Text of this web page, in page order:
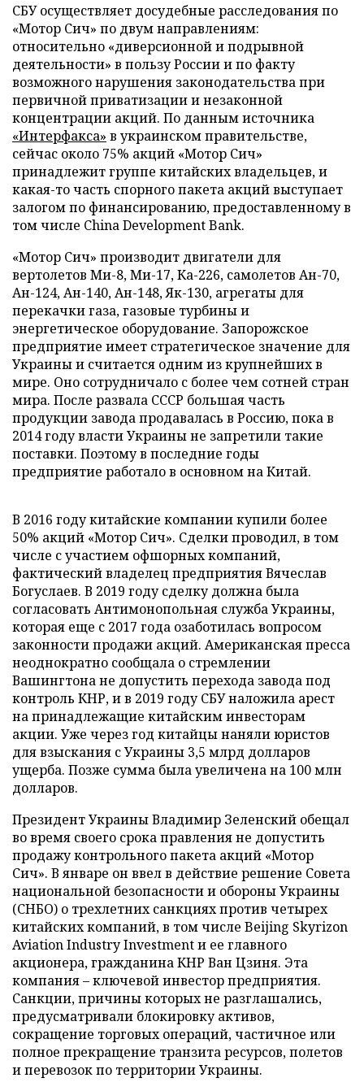
СБУ осуществляет досудебные расследования по
«Мотор Сич» по двум направлениям:
относительно «диверсионной и подрывной
деятельности» в пользу России и по факту
возможного нарушения законодательства при
первичной приватизации и незаконной
концентрации акций. По данным источника
«Интерфакса» в украинском правительстве,
сейчас около 75% акций «Мотор Сич»
принадлежит группе китайских владельцев, и
какая-то часть спорного пакета акций выступает
залогом по финансированию, предоставленному в
том числе China Development Bank.
«Мотор Сич» производит двигатели для
вертолетов Ми-8, Ми-17, Ка-226, самолетов Ан-70,
Ан-124, Ан-140, Ан-148, Як-130, агрегаты для
перекачки газа, газовые турбины и
энергетическое оборудование. Запорожское
предприятие имеет стратегическое значение для
Украины и считается одним из крупнейших в
мире. Оно сотрудничало с более чем сотней стран
мира. После развала СССР большая часть
продукции завода продавалась в Россию, пока в
2014 году власти Украины не запретили такие
поставки. Поэтому в последние годы
предприятие работало в основном на Китай.
В 2016 году китайские компании купили более
50% акций «Мотор Сич». Сделки проводил, в том
числе с участием офшорных компаний,
фактический владелец предприятия Вячеслав
Богуслаев. В 2019 году сделку должна была
согласовать Антимонопольная служба Украины,
которая еще с 2017 года озаботилась вопросом
законности продажи акций. Американская пресса
неоднократно сообщала о стремлении
Вашингтона не допустить перехода завода под
контроль КНР, и в 2019 году СБУ наложила арест
на принадлежащие китайским инвесторам
акции. Уже через год китайцы наняли юристов
для взыскания с Украины 3,5 млрд долларов
ущерба. Позже сумма была увеличена на 100 млн
долларов.
Президент Украины Владимир Зеленский обещал
во время своего срока правления не допустить
продажу контрольного пакета акций «Мотор
Сич». В январе он ввел в действие решение Совета
национальной безопасности и обороны Украины
(СНБО) о трехлетних санкциях против четырех
китайских компаний, в том числе Beijing Skyrizon
Aviation Industry Investment и ее главного
акционера, гражданина КНР Ван Цзиня. Эта
компания – ключевой инвестор предприятия.
Санкции, причины которых не разглашались,
предусматривали блокировку активов,
сокращение торговых операций, частичное или
полное прекращение транзита ресурсов, полетов
и перевозок по территории Украины.